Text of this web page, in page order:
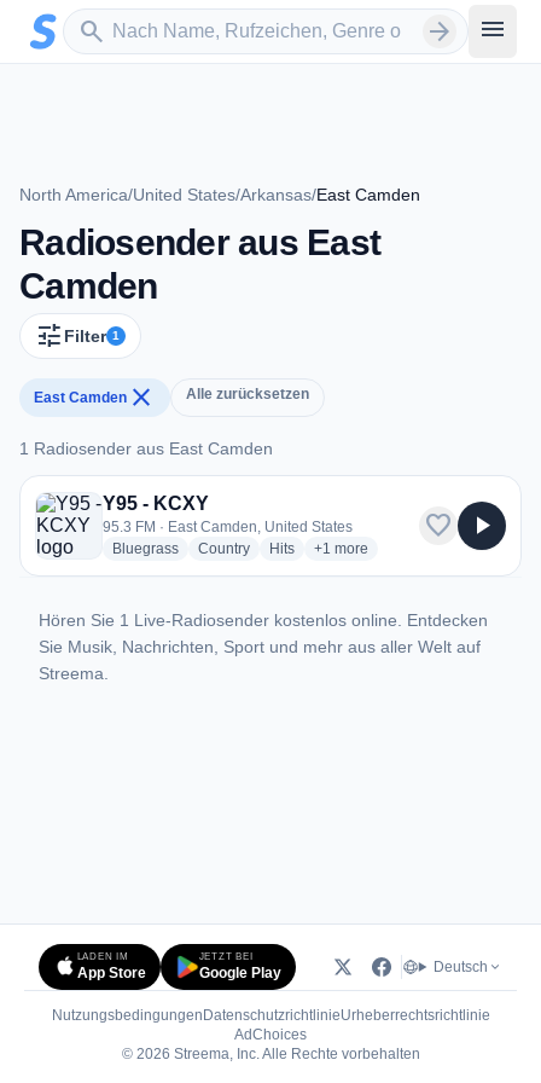
Zum Hauptinhalt springen
search
Sender suchen arrow_forward menu
North America/United States/Arkansas/East Camden
Radiosender aus East
Camden
tune Filter 1
East Camden close Alle zurücksetzen
1 Radiosender aus East Camden
1 Radiosender aus East Camden
Y95 - KCXY
95.3 FM · East Camden, United States
Bluegrassradio stations
Countryradio stations
Hitsradio stations
+1 more genres for Y95 - KCXY
more
favorite play_arrow
Hören Sie 1 Live-Radiosender kostenlos online. Entdecken
Sie Musik, Nachrichten, Sport und mehr aus aller Welt auf
Streema.
LADEN IM
App Store
JETZT BEI
Google Play Deutsch
Nutzungsbedingungen DatenschutzrichtlinieUrheberrechtsrichtlinie
AdChoices(öffnet in neuem Tab)
© 2026 Streema, Inc. Alle Rechte vorbehalten